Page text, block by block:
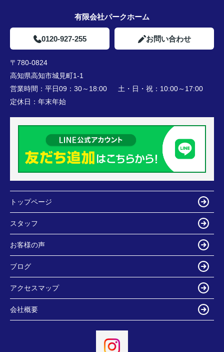
有限会社パークホーム
0120-927-255 お問い合わせ
〒780-0824
高知県高知市城見町1-1
営業時間： 平日09：30～18:00 土・日・祝：10:00～17:00
定休日： 年末年始
トップページ
スタッフ
お客様の声
ブログ
アクセスマップ
会社概要